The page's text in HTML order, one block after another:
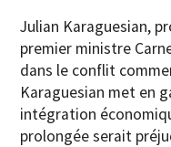
Julian Karaguesian,
premier ministre
dans le conflit
Karaguesian met en
intégration
prolongée serait